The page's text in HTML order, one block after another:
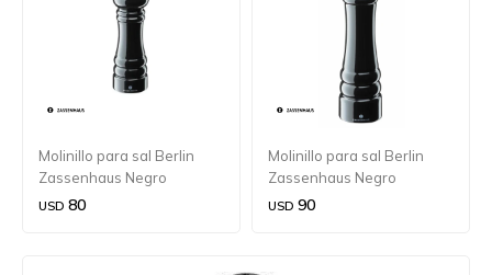
Molinillo para sal Berlin
Zassenhaus Negro
brillante 18 cm.
USD 80
Molinillo para sal Berlin
Zassenhaus Negro
brillante 24 cm.
USD 90